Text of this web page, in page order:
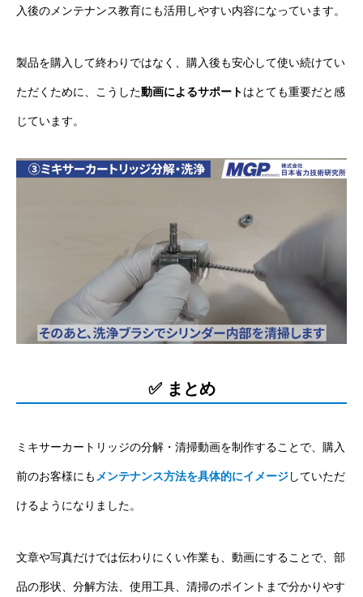
入後のメンテナンス教育にも活用しやすい内容になっています。
製品を購入して終わりではなく、購入後も安心して使い続けてい
ただくために、こうした動画によるサポートはとても重要だと感
じています。
✅ まとめ
ミキサーカートリッジの分解・清掃動画を制作することで、購入
前のお客様にもメンテナンス方法を具体的にイメージしていただ
けるようになりました。
文章や写真だけでは伝わりにくい作業も、動画にすることで、部
品の形状、分解方法、使用工具、清掃のポイントまで分かりやす